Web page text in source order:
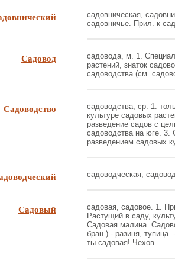
садовническая,
садовничье. Прил. к
Садовод
садовода, м. 1.
растений, знаток
садоводства (см.
Садоводство
садоводства, ср. 1.
культуре садовых
разведение садов с
садоводства на юге. 3.
разведением садовых
садоводческая,
Садовый
садовая, садовое. 1.
Растущий в саду,
Садовая малина.
бран.) - разиня,
ты садовая! Чехов. ...